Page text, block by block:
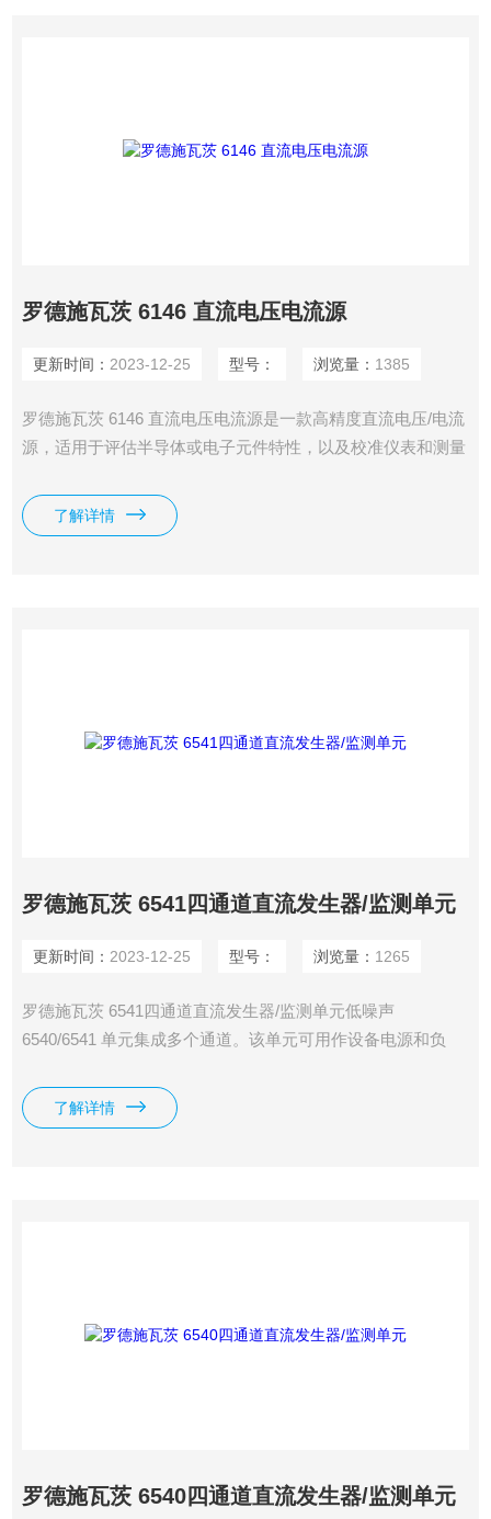
罗德施瓦茨 6146 直流电压电流源
更新时间： 2023-12-25 型号： 浏览量： 1385
罗德施瓦茨 6146 直流电压电流源是一款高精度直流电压/电流
源，适用于评估半导体或电子元件特性，以及校准仪表和测量
用于电子元件测试系统。
了解详情
罗德施瓦茨 6541四通道直流发生器/监测单元
更新时间： 2023-12-25 型号： 浏览量： 1265
罗德施瓦茨 6541四通道直流发生器/监测单元低噪声
6540/6541 单元集成多个通道。该单元可用作设备电源和负
单元中实现扫描操作和同步操作。源和测量范围为 0 V 至 ±10
V（电压）以及 0 mA 至 ±500 mA（电流）。这两款单元均具
了解详情
罗德施瓦茨 6540四通道直流发生器/监测单元